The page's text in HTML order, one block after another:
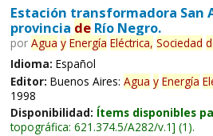
Estación transformadora San
provincia deRío Negro.
por Agua y Energía Eléctrica, Sociedad
Idioma: Español
Editor: Buenos Aires: Agua y Energía
1998
Disponibilidad: Ítems disponibles
topográfica: 621.374.5/A282/v.1 (1).